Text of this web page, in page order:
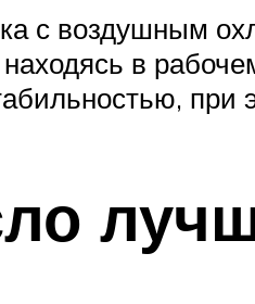
с воздушным
в
при